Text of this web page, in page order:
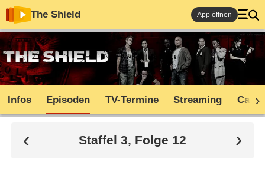
The Shield App öffnen
Infos Episoden TV-Termine Streaming Cast
Staffel 3, Folge 12